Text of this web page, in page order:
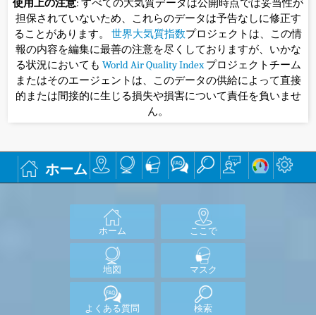
使用上の注意: すべての大気質データは公開時点では妥当性が
担保されていないため、これらのデータは予告なしに修正す
ることがあります。 世界大気質指数プロジェクトは、この情
報の内容を編集に最善の注意を尽くしておりますが、いかな
る状況においても World Air Quality Indexプロジェクトチーム
またはそのエージェントは、このデータの供給によって直接
的または間接的に生じる損失や損害について責任を負いませ
ん。
ホーム
ホーム ここで
地図 マスク
よくある質問 検索